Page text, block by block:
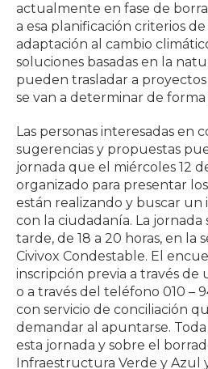
actualmente en fase de
a esa planificación criterios
adaptación al cambio
soluciones basadas en la
pueden trasladar a
se van a determinar de
Las personas interesadas en
sugerencias y propuestas
jornada que el miércoles 12
organizado para presentar
están realizando y buscar un
con la ciudadanía. La jornada
tarde, de 18 a 20 horas, en la
Civivox Condestable. El
inscripción previa a través de
o a través del teléfono 010 –
con servicio de conciliación
demandar al apuntarse.
esta jornada y sobre el
Infraestructura Verde y Azul